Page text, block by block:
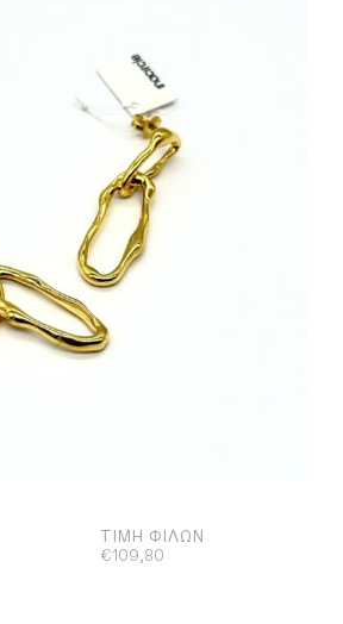
ΤΙΜΉ ΦΊΛΩΝ
€109,80